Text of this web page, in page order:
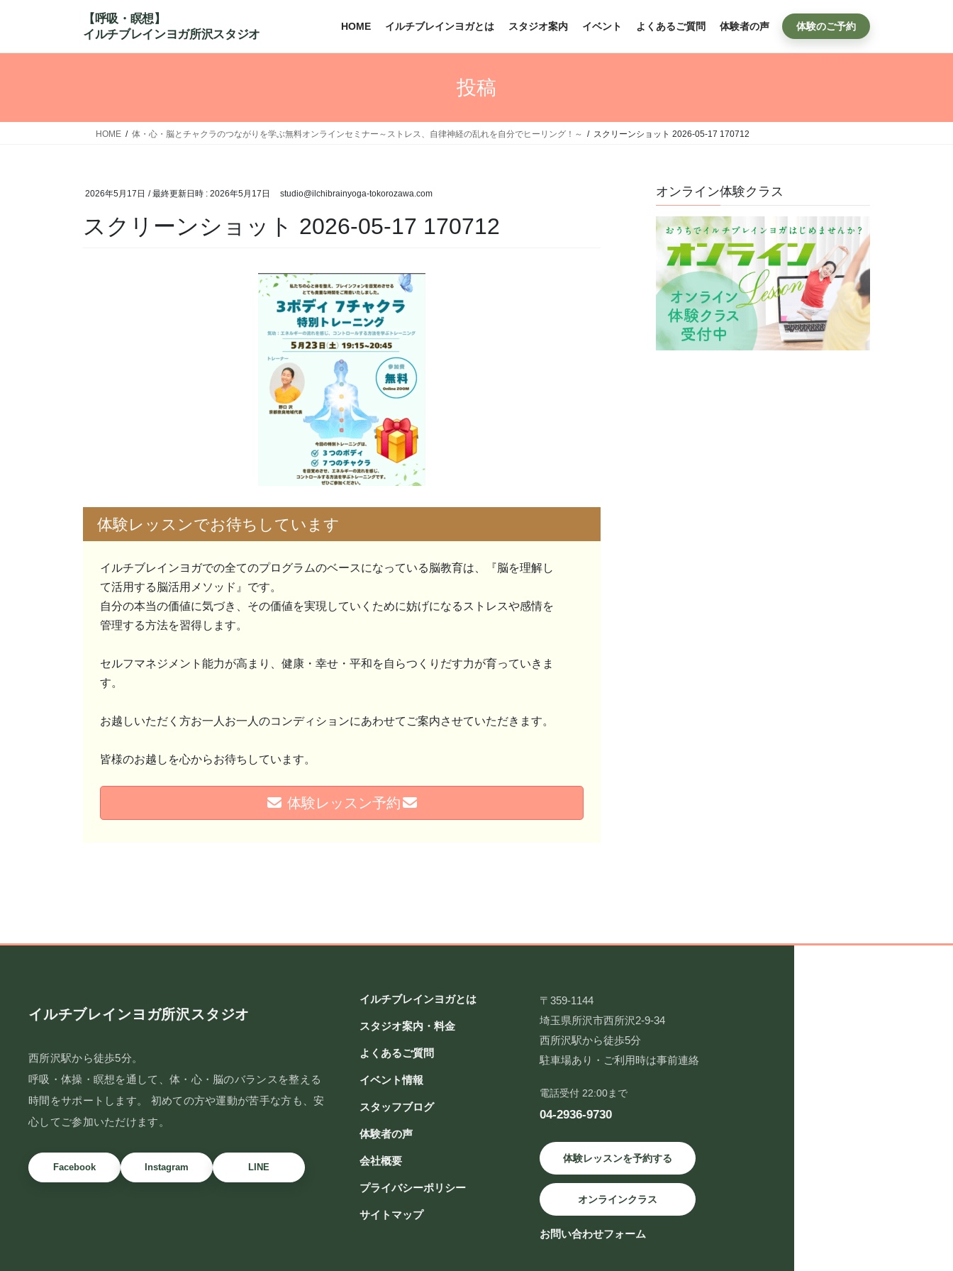
HOME イルチブレインヨガとは スタジオ案内 イベント よくあるご質問 体験者の声 体験のご予約
投稿
HOME 体・心・脳とチャクラのつながりを学ぶ無料オンラインセミナー～ストレス、自律神経の乱れを自分でヒーリング！～ スクリーンショット 2026-05-17 170712
2026年5月17日 / 最終更新日時 : 2026年5月17日 studio@ilchibrainyoga-tokorozawa.com
スクリーンショット 2026-05-17 170712
体験レッスンでお待ちしています
イルチブレインヨガでの全てのプログラムのベースになっている脳教育は、『脳を理解し
て活用する脳活用メソッド』です。
自分の本当の価値に気づき、その価値を実現していくために妨げになるストレスや感情を
管理する方法を習得します。
セルフマネジメント能力が高まり、健康・幸せ・平和を自らつくりだす力が育っていきま
す。
お越しいただく方お一人お一人のコンディションにあわせてご案内させていただきます。
皆様のお越しを心からお待ちしています。
体験レッスン予約
オンライン体験クラス
イルチブレインヨガ所沢スタジオ
西所沢駅から徒歩5分。
呼吸・体操・瞑想を通して、体・心・脳のバランスを整える
時間をサポートします。 初めての方や運動が苦手な方も、安
心してご参加いただけます。
Facebook Instagram LINE
イルチブレインヨガとは
スタジオ案内・料金
よくあるご質問
イベント情報
スタッフブログ
体験者の声
会社概要
プライバシーポリシー
サイトマップ
〒359-1144
埼玉県所沢市西所沢2-9-34
西所沢駅から徒歩5分
駐車場あり・ご利用時は事前連絡
電話受付 22:00まで
04-2936-9730
体験レッスンを予約する
オンラインクラス
お問い合わせフォーム